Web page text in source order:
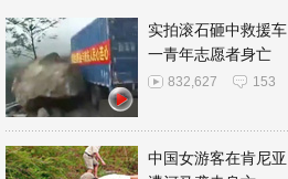
实拍滚石砸中救援车
一青年志愿者身亡
832,627 153
中国女游客在肯尼亚